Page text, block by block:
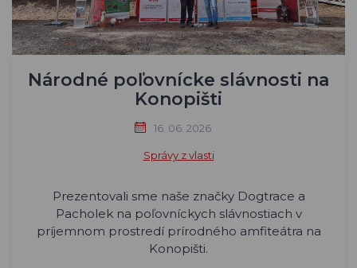
Národné poľovnícke slávnosti na
Konopišti
16. 06. 2026
Správy z vlasti
Prezentovali sme naše značky Dogtrace a
Pacholek na poľovníckych slávnostiach v
príjemnom prostredí prírodného amfiteátra na
Konopišti.